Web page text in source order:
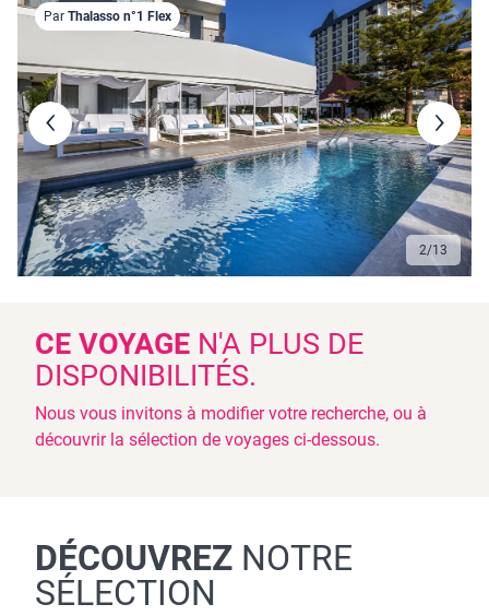
2/13
Par Thalasso n°1 Flex
CE VOYAGE N'A PLUS DE
DISPONIBILITÉS.
Nous vous invitons à modifier votre recherche, ou à
découvrir la sélection de voyages ci-dessous.
DÉCOUVREZ NOTRE
SÉLECTION